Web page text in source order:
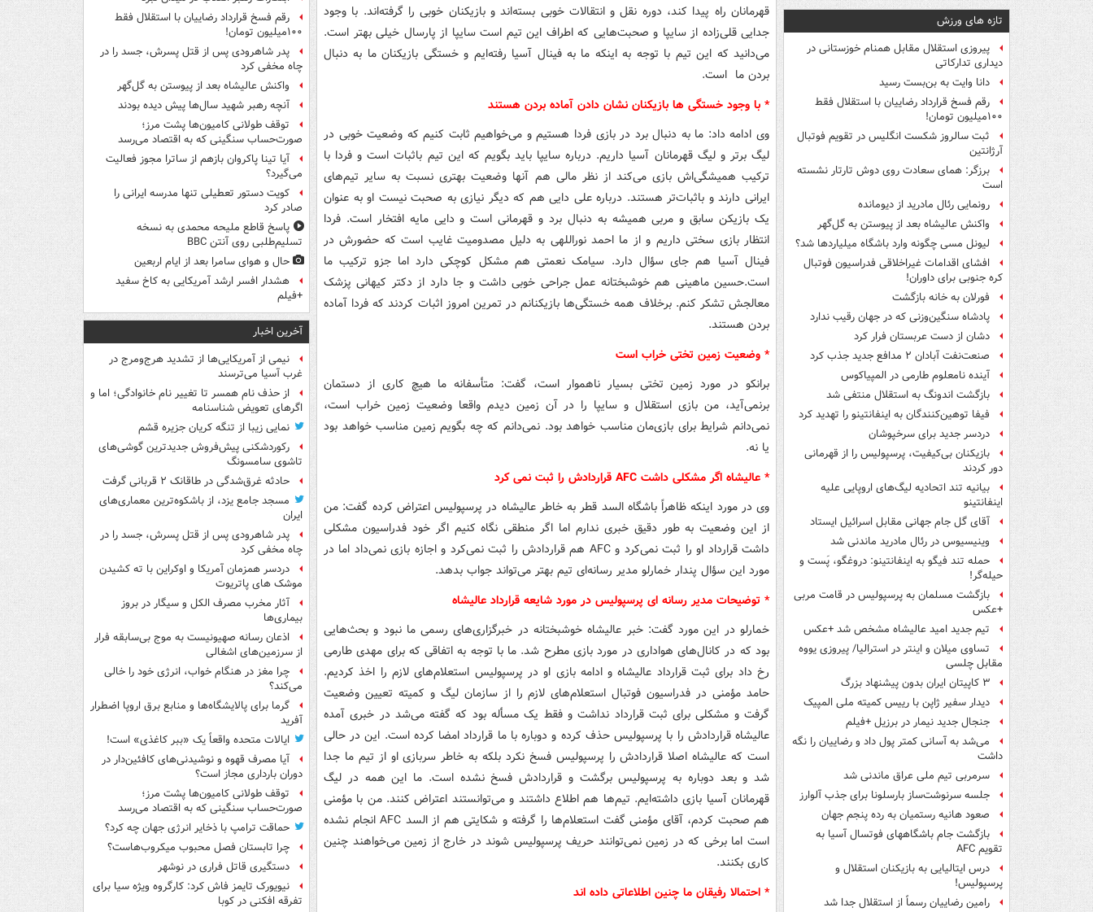
تازه های ورزش
پیروزی استقلال مقابل همنام خوزستانی در
دیداری تدارکاتی
دانا وایت به بن‌بست رسید
رقم فسخ قرارداد رضاییان با استقلال فقط
۱۰۰میلیون تومان!
ثبت سالروز شکست انگلیس در تقویم فوتبال
آرژانتین
برزگر: همای سعادت روی دوش تارتار نشسته
است
رونمایی رئال مادرید از دیومانده
واکنش عالیشاه بعد از پیوستن به گل‌گهر
لیونل مسی چگونه وارد باشگاه میلیاردها شد؟
افشای اقدامات غیراخلاقی فدراسیون فوتبال
کره جنوبی برای داوران!
فورلان به خانه بازگشت
پادشاه سنگین‌وزنی که در جهان رقیب ندارد
دشان از دست عربستان فرار کرد
صنعت‌نفت آبادان ۲ مدافع جدید جذب کرد
آینده نامعلوم طارمی در المپیاکوس
بازگشت اندونگ به استقلال منتفی شد
فیفا توهین‌کنندگان به اینفانتینو را تهدید کرد
دردسر جدید برای سرخپوشان
بازیکنان بی‌کیفیت، پرسپولیس را از قهرمانی
دور کردند
بیانیه تند اتحادیه لیگ‌های اروپایی علیه
اینفانتینو
آقای گل جام جهانی مقابل اسرائیل ایستاد
وینیسیوس در رئال مادرید ماندنی شد
حمله تند فیگو به اینفانتینو: دروغگو، پَست‌ و
حیله‌گر!
بازگشت مسلمان به پرسپولیس در قامت مربی
+عکس
تیم جدید امید عالیشاه مشخص شد +عکس
تساوی میلان و اینتر در استرالیا/ پیروزی یووه
مقابل چلسی
۳ کاپیتان ایران بدون پیشنهاد بزرگ
دیدار سفیر ژاپن با رییس کمیته ملی المپیک
جنجال جدید نیمار در برزیل +فیلم
می‌شد به آسانی کمتر پول داد و رضاییان را نگه
داشت
سرمربی تیم ملی عراق ماندنی شد
جلسه سرنوشت‌ساز بارسلونا برای جذب آلوارز
صعود هانیه رستمیان به رده پنجم جهان
بازگشت جام باشگاههای فوتسال آسیا به
تقویم AFC
درس ایتالیایی‌ به بازیکنان استقلال و
پرسپولیس!
رامین رضاییان رسماً از استقلال جدا شد
قهرمانان راه پیدا کند، دوره نقل و انتقالات خوبی بسته‌اند و بازیکنان خوبی را گرفته‌اند. با وجود
جدایی قلی‌زاده از سایپا و صحبت‌هایی که اطراف این تیم است سایپا از پارسال خیلی بهتر است.
می‌دانید که این تیم با توجه به اینکه ما به فینال آسیا رفته‌ایم و خستگی بازیکنان ما به دنبال
بردن ما است.
* با وجود خستگی ها بازیکنان نشان دادن آماده بردن هستند
وی ادامه داد: ما به دنبال برد در بازی فردا هستیم و می‌خواهیم ثابت کنیم که وضعیت خوبی در
لیگ برتر و لیگ قهرمانان آسیا داریم. درباره سایپا باید بگویم که این تیم باثبات است و فردا با
ترکیب همیشگی‌اش بازی می‌کند از نظر مالی هم آنها وضعیت بهتری نسبت به سایر تیم‌های
ایرانی دارند و باثبات‌تر هستند. درباره علی دایی هم که دیگر نیازی به صحبت نیست او به عنوان
یک بازیکن سابق و مربی همیشه به دنبال برد و قهرمانی است و دایی مایه افتخار است. فردا
انتظار بازی سختی داریم و از ما احمد نوراللهی به دلیل مصدومیت غایب است که حضورش در
فینال آسیا هم جای سؤال دارد. سیامک نعمتی هم مشکل کوچکی دارد اما جزو ترکیب ما
است.حسین ماهینی هم خوشبختانه عمل جراحی خوبی داشت و جا دارد از دکتر کیهانی پزشک
معالجش تشکر کنم. برخلاف همه خستگی‌ها بازیکنانم در تمرین امروز اثبات کردند که فردا آماده
بردن هستند.
* وضعیت زمین تختی خراب است
برانکو در مورد زمین تختی بسیار ناهموار است، گفت: متأسفانه ما هیچ کاری از دستمان
برنمی‌آید، من بازی استقلال و سایپا را در آن زمین دیدم واقعا وضعیت زمین خراب است،
نمی‌دانم شرایط برای بازی‌مان مناسب خواهد بود. نمی‌دانم که چه بگویم زمین مناسب خواهد بود
یا نه.
* عالیشاه اگر مشکلی داشت AFC قراردادش را ثبت نمی کرد
وی در مورد اینکه ظاهراً باشگاه السد قطر به خاطر عالیشاه در پرسپولیس اعتراض کرده گفت: من
از این وضعیت به طور دقیق خبری ندارم اما اگر منطقی نگاه کنیم اگر خود فدراسیون مشکلی
داشت قرارداد او را ثبت نمی‌کرد و AFC هم قراردادش را ثبت نمی‌کرد و اجازه بازی نمی‌داد اما در
مورد این سؤال پندار خمارلو مدیر رسانه‌ای تیم بهتر می‌تواند جواب بدهد.
* توضیحات مدیر رسانه ای پرسپولیس در مورد شایعه قرارداد عالیشاه
خمارلو در این مورد گفت: خبر عالیشاه خوشبختانه در خبرگزاری‌های رسمی ما نبود و بحث‌هایی
بود که در کانال‌های هواداری در مورد بازی مطرح شد. ما با توجه به اتفاقی که برای مهدی طارمی
رخ داد برای ثبت قرارداد عالیشاه و ادامه بازی او در پرسپولیس استعلام‌های لازم را اخذ کردیم.
حامد مؤمنی در فدراسیون فوتبال استعلام‌های لازم را از سازمان لیگ و کمیته تعیین وضعیت
گرفت و مشکلی برای ثبت قرارداد نداشت و فقط یک مسأله بود که گفته می‌شد در خبری آمده
عالیشاه قراردادش را با پرسپولیس حذف کرده و دوباره با ما قرارداد امضا کرده است. این در حالی
است که عالیشاه اصلا قراردادش را پرسپولیس فسخ نکرد بلکه به خاطر سربازی او از تیم ما جدا
شد و بعد دوباره به پرسپولیس برگشت و قراردادش فسخ نشده است. ما این همه در لیگ
قهرمانان آسیا بازی داشته‌ایم. تیم‌ها هم اطلاع داشتند و می‌توانستند اعتراض کنند. من با مؤمنی
هم صحبت کردم، آقای مؤمنی گفت استعلام‌ها را گرفته و شکایتی هم از السد AFC انجام نشده
است اما برخی که در زمین نمی‌توانند حریف پرسپولیس شوند در خارج از زمین می‌خواهند چنین
کاری بکنند.
* احتمالا رفیقان ما چنین اطلاعاتی داده اند
رقم فسخ قرارداد رضاییان با استقلال فقط
۱۰۰میلیون تومان!
پدر شاهرودی پس از قتل پسرش، جسد را در
چاه مخفی کرد
واکنش عالیشاه بعد از پیوستن به گل‌گهر
آنچه رهبر شهید سال‌ها پیش دیده بودند
توقف طولانی کامیون‌ها پشت مرز؛
صورت‌حساب سنگینی که به اقتصاد می‌رسد
آیا تینا پاکروان بازهم از ساترا مجوز فعالیت
می‌گیرد؟
کویت دستور تعطیلی تنها مدرسه ایرانی را
صادر کرد
پاسخ قاطع ملیحه محمدی به نسخه
تسلیم‌طلبی روی آنتن BBC
حال و هوای سامرا بعد از ایام اربعین
هشدار افسر ارشد آمریکایی به کاخ سفید
+فیلم
آخرین اخبار
نیمی از آمریکایی‌ها از تشدید هرج‌ومرج در
غرب آسیا می‌ترسند
از حذف نام همسر تا تغییر نام خانوادگی؛ اما و
اگرهای تعویض شناسنامه
نمایی زیبا از تنگه کریان جزیره قشم
رکوردشکنی پیش‌فروش جدیدترین گوشی‌های
تاشوی سامسونگ
حادثه غرق‌شدگی در طاقانک ۲ قربانی گرفت
مسجد جامع یزد، از باشکوه‌ترین معماری‌های
ایران
پدر شاهرودی پس از قتل پسرش، جسد را در
چاه مخفی کرد
دردسر همزمان آمریکا و اوکراین با ته کشیدن
موشک های پاتریوت
آثار مخرب مصرف الکل و سیگار در بروز
بیماری‌ها
اذعان رسانه صهیونیست به موج بی‌سابقه فرار
از سرزمین‌های اشغالی
چرا مغز در هنگام خواب، انرژی خود را خالی
می‌کند؟
گرما برای پالایشگاه‌ها و منابع برق اروپا اضطرار
آفرید
ایالات متحده واقعاً یک «ببر کاغذی» است!
آیا مصرف قهوه و نوشیدنی‌های کافئین‌دار در
دوران بارداری مجاز است؟
توقف طولانی کامیون‌ها پشت مرز؛
صورت‌حساب سنگینی که به اقتصاد می‌رسد
حماقت ترامپ با ذخایر انرژی جهان چه کرد؟
چرا تابستان فصل محبوب میکروب‌هاست؟
دستگیری قاتل فراری در نوشهر
نیویورک تایمز فاش کرد: کارگروه ویژه سیا برای
تفرقه افکنی در کوبا